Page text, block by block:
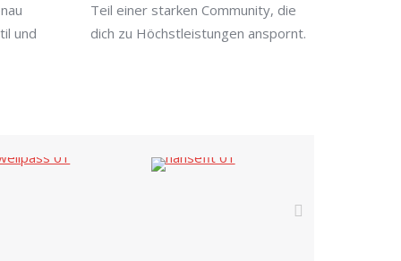
und
Teil einer starken Community, die
dich zu Höchstleistungen anspornt.